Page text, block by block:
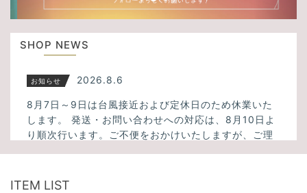
s
SHOP NEWS
お知らせ 2026.8.6
8月7日～9日は台風接近および定休日のため休業いた
します。 発送・お問い合わせへの対応は、8月10日よ
り順次行います。ご不便をおかけいたしますが、ご理
新入荷
ITEM LIST